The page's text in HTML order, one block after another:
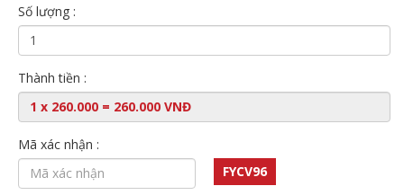
Số lượng :
Thành tiền :
Mã xác nhận :
FYCV96